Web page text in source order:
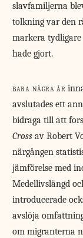
slavfamiljerna
tolkning var den
markera
hade gjort.
bara några år
avslutades ett
bidraga till att
Cross av Robert
närgången
jämförelse med
Medellivslängd
introducerade
avslöja
om migranterna